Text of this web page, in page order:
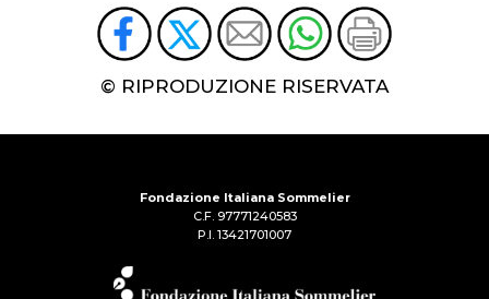
© RIPRODUZIONE RISERVATA
Fondazione Italiana Sommelier
C.F. 97771240583
P.I. 13421701007